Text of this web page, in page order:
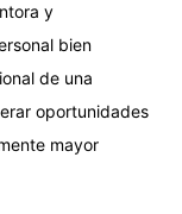
y
bien
de una
oportunidades
mayor